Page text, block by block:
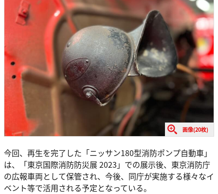
画像(20枚)
今回、再生を完了した「ニッサン180型消防ポンプ自動車」
は、「東京国際消防防災展 2023」での展示後、東京消防庁
の広報車両として保管され、今後、同庁が実施する様々なイ
ベント等で活用される予定となっている。